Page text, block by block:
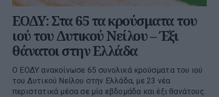
ΕΟΔΥ: Στα 65 τα κρούσματα του
ιού του Δυτικού Νείλου – Έξι
θάνατοι στην Ελλάδα
Ο ΕΟΔΥ ανακοίνωσε 65 συνολικά κρούσματα του ιού
του Δυτικού Νείλου στην Ελλάδα, με 23 νέα
περιστατικά μέσα σε μία εβδομάδα και έξι θανάτους.